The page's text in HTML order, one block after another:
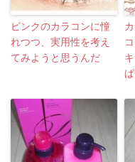
ピンクのカラコンに憧
れつつ、実用性を考え
てみようと思うんだ